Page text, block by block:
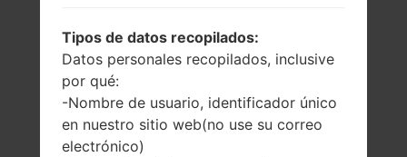
2.0 pulgadas
176 x 220 píxeles
(~141 densidad de
píxeles por
pulgada)
-
Tipos de datos recopilados:
Datos personales recopilados, inclusive
por qué:
-Nombre de usuario, identificador único
en nuestro sitio web(no use su correo
electrónico)